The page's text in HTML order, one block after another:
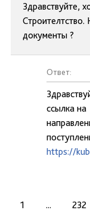
Здравствуйте,
документы ?
Ответ:
ссылка
https://
1 ... 232